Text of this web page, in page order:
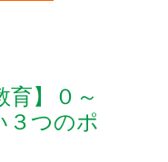
育】０～
３つのポ